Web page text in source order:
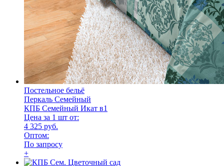
Постельное бельё
Перкаль Семейный
КПБ Семейный Икат в1
Цена за 1 шт от:
4 325 руб.
Оптом:
По запросу
+